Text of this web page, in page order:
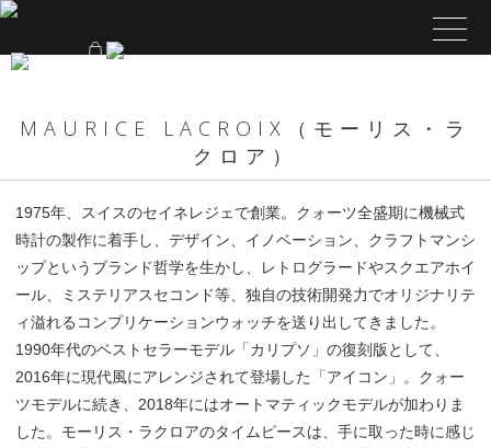
MAURICE LACROIX（モーリス・ラ
クロア）
1975年、スイスのセイネレジェで創業。クォーツ全盛期に機械式
時計の製作に着手し、デザイン、イノベーション、クラフトマンシ
ップというブランド哲学を生かし、レトログラードやスクエアホイ
ール、ミステリアスセコンド等、独自の技術開発力でオリジナリテ
ィ溢れるコンプリケーションウォッチを送り出してきました。
1990年代のベストセラーモデル「カリプソ」の復刻版として、
2016年に現代風にアレンジされて登場した「アイコン」。クォー
ツモデルに続き、2018年にはオートマティックモデルが加わりま
した。モーリス・ラクロアのタイムピースは、手に取った時に感じ